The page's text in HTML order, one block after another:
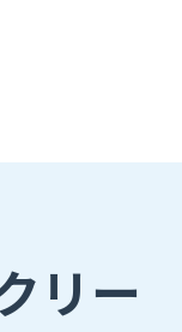
リー